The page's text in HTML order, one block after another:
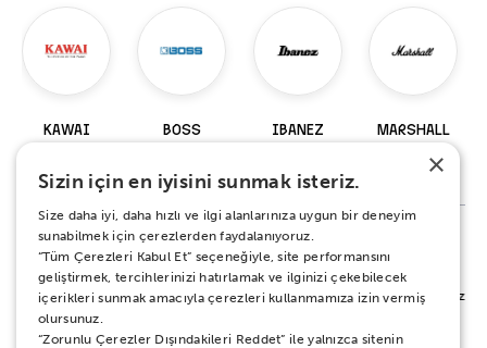
KAWAI BOSS IBANEZ MARSHALL
147 Ürün
%100 MEMNUNİYET SÖZÜ
Alışverişiniz sırasında ya da sonrasında koşulsuz mutluluğunuz için yanınızdayız.
Her ne sebeple olursa olsun 15 gün boyunca iade ve değişim garantisi Zuhal
Müzik güvencesinde.
×
Sizin için en iyisini sunmak isteriz.
Size daha iyi, daha hızlı ve ilgi alanlarınıza uygun bir deneyim
sunabilmek için çerezlerden faydalanıyoruz.
“Tüm Çerezleri Kabul Et” seçeneğiyle, site performansını
geliştirmek, tercihlerinizi hatırlamak ve ilginizi çekebilecek
içerikleri sunmak amacıyla çerezleri kullanmamıza izin vermiş
olursunuz.
“Zorunlu Çerezler Dışındakileri Reddet” ile yalnızca sitenin